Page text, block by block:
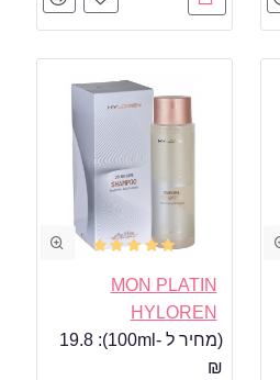
MON PLATIN
HYLOREN
(מחיר ל -100ml):
19.8
₪